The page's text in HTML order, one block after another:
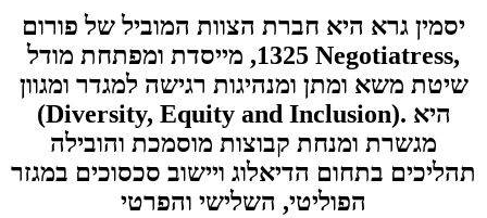
יסמין גרא היא חברת הצוות המוביל של פורום
1325, מייסדת ומפתחת מודל Negotiatress,
שיטת משא ומתן ומנהיגות רגישה למגדר ומגוון
(Diversity, Equity and Inclusion). היא
מגשרת ומנחת קבוצות מוסמכת והובילה
תהליכים בתחום הדיאלוג ויישוב סכסוכים במגזר
הפוליטי, השלישי והפרטי